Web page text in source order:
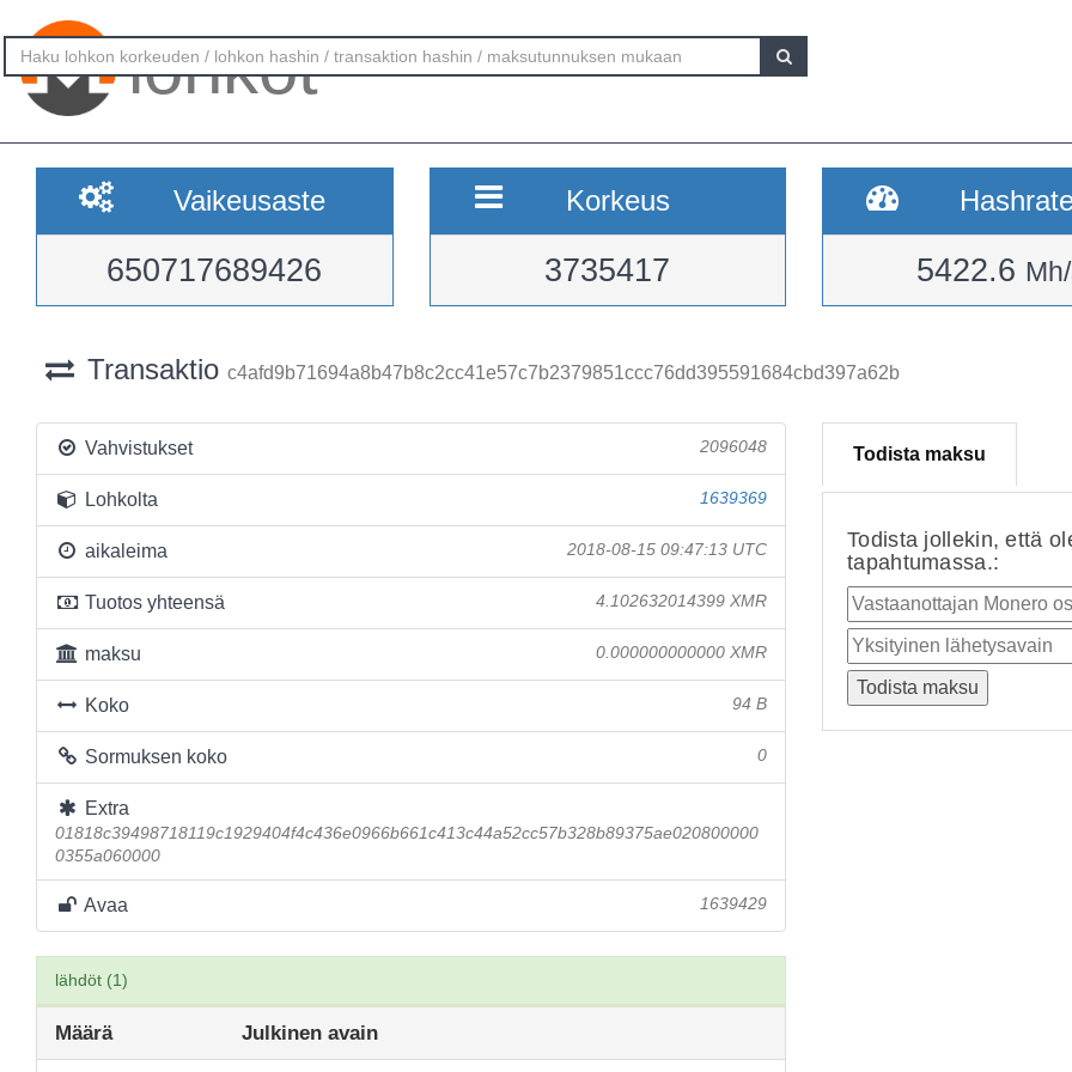
lohkot
Vaikeusaste
650717689426
Korkeus
3735417 5422.6
Transaktio c4afd9b71694a8b47b8c2cc41e57c7b2379851ccc76dd395591684cbd397a62b
Vahvistukset 2096048
Lohkolta 1639369
aikaleima 2018-08-15 09:47:13 UTC
Tuotos yhteensä 4.102632014399 XMR
maksu 0.000000000000 XMR
Koko 94 B
Sormuksen koko 0
Extra
01818c39498718119c1929404f4c436e0966b661c413c44a52cc57b328b89375ae020800000
0355a060000
Avaa 1639429
Todista maksu
Todista jollekin, että
tapahtumassa.:
lähdöt (1)
Määrä Julkinen avain